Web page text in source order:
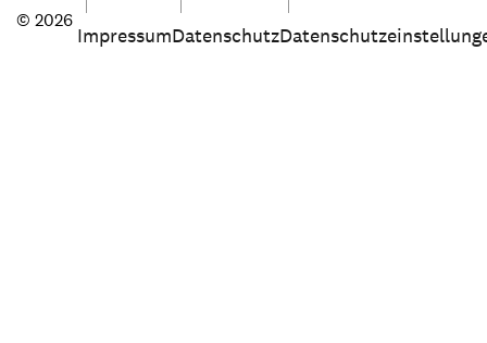
© 2026
ImpressumDatenschutz